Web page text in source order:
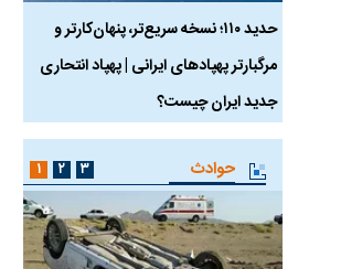
حدید ۱۱۰؛ نسخه سریع‌تر، پنهان‌کارتر و
مرگبارتر پهپادهای ایرانی | پهپاد انتحاری
جدید ایران چیست؟
حوادث ۱ ۲ ۳